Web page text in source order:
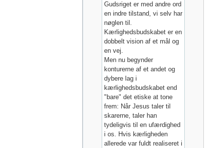
Gudsriget er med andre ord
en indre tilstand, vi selv har
nøglen til.
Kærlighedsbudskabet er en
dobbelt vision af et mål og
en vej.
Men nu begynder
konturerne af et andet og
dybere lag i
kærlighedsbudskabet end
"bare" det etiske at tone
frem: Når Jesus taler til
skarerne, taler han
tydeligvis til en ufærdighed
i os. Hvis kærligheden
allerede var fuldt realiseret i